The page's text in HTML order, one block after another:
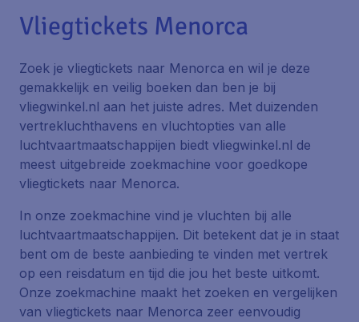
Vliegtickets Menorca
Zoek je vliegtickets naar Menorca en wil je deze
gemakkelijk en veilig boeken dan ben je bij
vliegwinkel.nl aan het juiste adres. Met duizenden
vertrekluchthavens en vluchtopties van alle
luchtvaartmaatschappijen biedt vliegwinkel.nl de
meest uitgebreide zoekmachine voor goedkope
vliegtickets naar Menorca.
In onze zoekmachine vind je vluchten bij alle
luchtvaartmaatschappijen. Dit betekent dat je in staat
bent om de beste aanbieding te vinden met vertrek
op een reisdatum en tijd die jou het beste uitkomt.
Onze zoekmachine maakt het zoeken en vergelijken
van vliegtickets naar Menorca zeer eenvoudig